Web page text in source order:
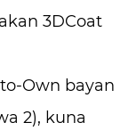
3DCoat
Own bayan
2), kuna